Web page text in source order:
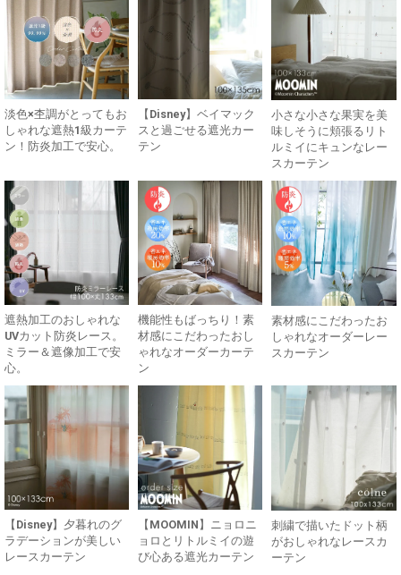
淡色×杢調がとってもお
しゃれな遮熱1級カーテ
ン！防炎加工で安心。
【Disney】ベイマック
スと過ごせる遮光カー
テン
小さな小さな果実を美
味しそうに頬張るリト
ルミイにキュンなレー
スカーテン
遮熱加工のおしゃれな
UVカット防炎レース。
ミラー＆遮像加工で安
心。
機能性もばっちり！素
材感にこだわったおし
ゃれなオーダーカーテ
ン
素材感にこだわったお
しゃれなオーダーレー
スカーテン
【Disney】夕暮れのグ
ラデーションが美しい
レースカーテン
【MOOMIN】ニョロニ
ョロとリトルミイの遊
び心ある遮光カーテン
刺繍で描いたドット柄
がおしゃれなレースカ
ーテン